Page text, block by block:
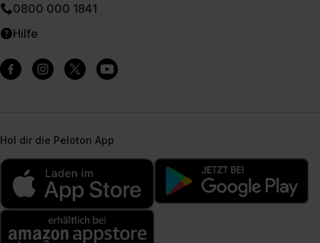
0800 000 1841
Hilfe
Hol dir die Peloton App